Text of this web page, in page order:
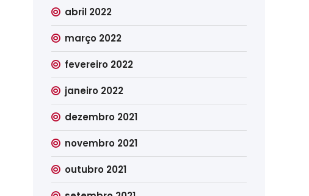
abril 2022
março 2022
fevereiro 2022
janeiro 2022
dezembro 2021
novembro 2021
outubro 2021